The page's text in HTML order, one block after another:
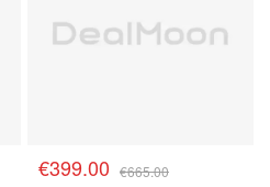
€399.00 €665.00